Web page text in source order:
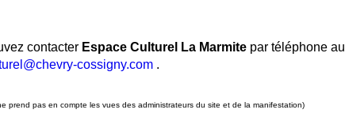
contacter Espace Culturel La Marmite par téléphone au
cossigny.com .
prend pas en compte les vues des administrateurs du site et de la manifestation)